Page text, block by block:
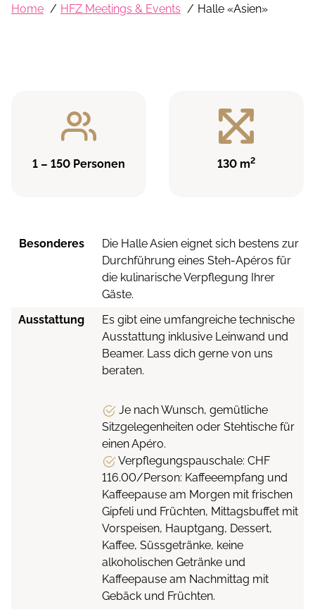
Home HFZ Meetings & Events Halle «Asien»
1 – 150 Personen 130 m2
Besonderes
Die Halle Asien eignet sich bestens zur
Durchführung eines Steh-Apéros für
die kulinarische Verpflegung Ihrer
Gäste.
Ausstattung
Es gibt eine umfangreiche technische
Ausstattung inklusive Leinwand und
Beamer. Lass dich gerne von uns
beraten.
Je nach Wunsch, gemütliche
Sitzgelegenheiten oder Stehtische für
einen Apéro.
Verpflegungspauschale: CHF
116.00/Person: Kaffeeempfang und
Kaffeepause am Morgen mit frischen
Gipfeli und Früchten, Mittagsbuffet mit
Vorspeisen, Hauptgang, Dessert,
Kaffee, Süssgetränke, keine
alkoholischen Getränke und
Kaffeepause am Nachmittag mit
Gebäck und Früchten.